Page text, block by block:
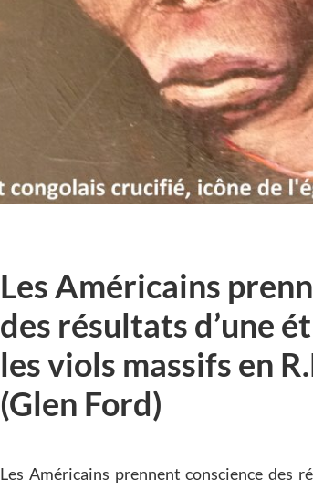
Les Américains
des résultats d’une
les viols massifs en
(Glen Ford)
Les Américains prennent conscience des